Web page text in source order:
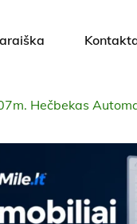
Hečbekas